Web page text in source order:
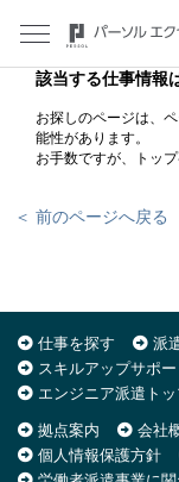
該当する仕事情報
お探しのページは、
能性があります。
お手数ですが、トッ
＜ 前のページへ戻る
仕事を探す 派
スキルアップサポー
エンジニア派遣ト
拠点案内
会社
個人情報保護方針